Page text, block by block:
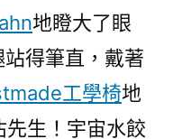
地瞪大了眼
得筆直，戴著
工學椅地
生！宇宙水餃